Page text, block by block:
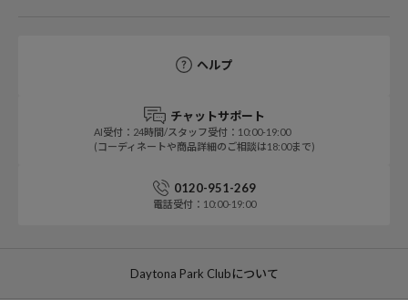
ヘルプ
チャットサポート
AI受付：24時間/スタッフ受付：10:00-19:00
(コーディネートや商品詳細のご相談は18:00まで)
0120-951-269
電話受付：10:00-19:00
Daytona Park Clubについて